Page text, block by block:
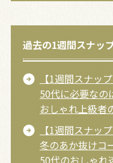
過去の1週間スナッ
【1週間スナップ
50代に必要なの
おしゃれ上級者
【1週間スナップ
冬のあか抜けコ
50代のおしゃれ